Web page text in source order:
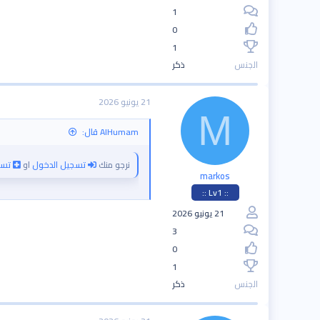
1
0
1
الجنس
ذكر
M
markos
:: Lv1 ::
21 يونيو 2026
3
0
1
الجنس
ذكر
21 يونيو 2026
AlHumam قال:
نرجو منك
تسجيل الدخول او